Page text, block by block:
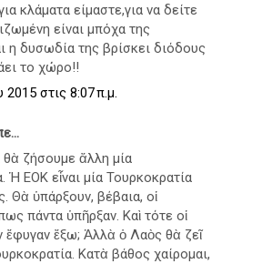
κλάματα είμαστε,για να δείτε
είναι μπόχα της
η δυσωδία της βρίσκει διόδους
το χώρο!!
στις 8:07 π.μ.
θὰ ζήσουμε ἄλλη μία
Ἡ ΕΟΚ εἶναι μία Τουρκοκρατία
Θὰ ὑπάρξουν, βέβαια, οἱ
πάντα ὑπῆρξαν. Καὶ τότε οἱ
ἔφυγαν ἔξω; Ἀλλὰ ὁ Λαὸς θὰ ζεῖ
Κατὰ βάθος χαίρομαι,